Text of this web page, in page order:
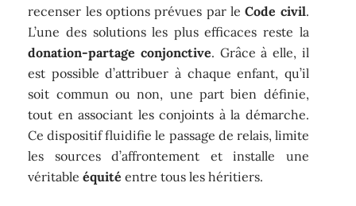
recenser les options prévues par leCode civil.
L’une des solutions les plus efficaces reste la
donation-partage conjonctive. Grâce à elle, il
est possible d’attribuer à chaque enfant, qu’il
soit commun ou non, une part bien définie,
tout en associant les conjoints à la démarche.
Ce dispositif fluidifie le passage de relais, limite
les sources d’affrontement et installe une
véritableéquité entre tous les héritiers.